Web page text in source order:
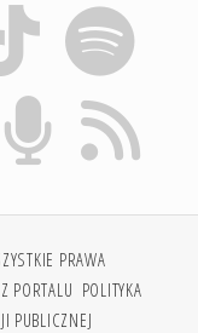
PRAWA
PORTALU POLITYKA
PUBLICZNEJ